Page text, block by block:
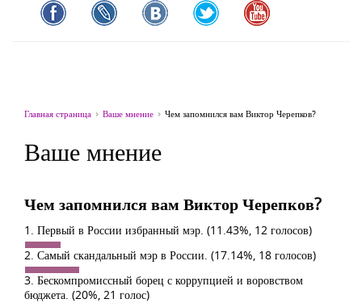
Главная страница Ваше мнение Чем запомнился вам Виктор Черепков?
Ваше мнение
Чем запомнился вам Виктор Черепков?
1. Первый в России избранный мэр. (11.43%, 12 голосов)
2. Самый скандальный мэр в России. (17.14%, 18 голосов)
3. Бескомпромиссный борец с коррупцией и воровством
бюджета. (20%, 21 голос)